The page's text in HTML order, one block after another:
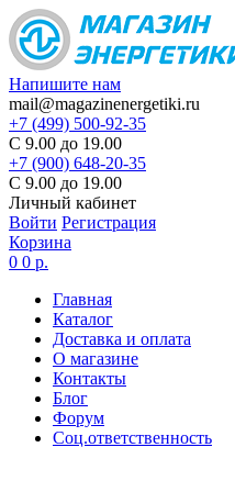
Напишите нам
mail@magazinenergetiki.ru
+7 (499) 500-92-35
С 9.00 до 19.00
+7 (900) 648-20-35
С 9.00 до 19.00
Личный кабинет
Войти Регистрация
Корзина
0 0 р.
Главная
Каталог
Доставка и оплата
О магазине
Контакты
Блог
Форум
Соц.ответственность